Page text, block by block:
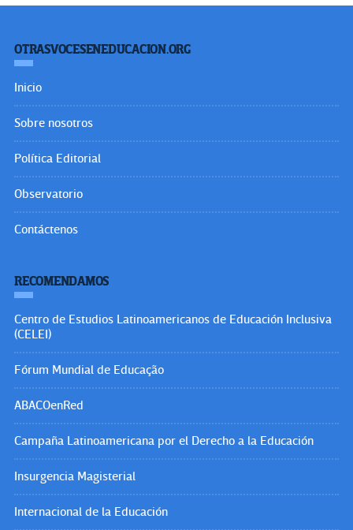
OTRASVOCESENEDUCACION.ORG
Inicio
Sobre nosotros
Política Editorial
Observatorio
Contáctenos
RECOMENDAMOS
Centro de Estudios Latinoamericanos de Educación Inclusiva
(CELEI)
Fórum Mundial de Educação
ABACOenRed
Campaña Latinoamericana por el Derecho a la Educación
Insurgencia Magisterial
Internacional de la Educación